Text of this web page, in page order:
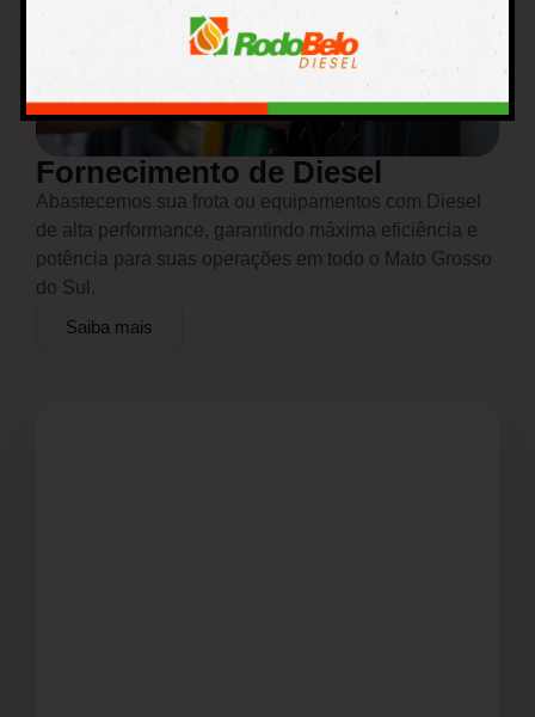
Fornecimento de Diesel
Abastecemos sua frota ou equipamentos com Diesel
de alta performance, garantindo máxima eficiência e
potência para suas operações em todo o Mato Grosso
do Sul.
Saiba mais